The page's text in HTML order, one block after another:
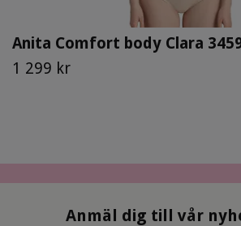
Anita Comfort body Clara
1 299 kr
Anmäl dig till vår